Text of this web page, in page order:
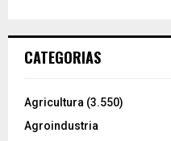
CATEGORIAS
Agricultura (3.550)
Agroindustria